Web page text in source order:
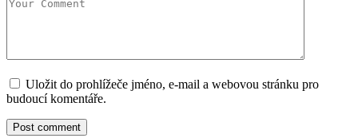
Uložit do prohlížeče jméno, e-mail a webovou stránku pro
budoucí komentáře.